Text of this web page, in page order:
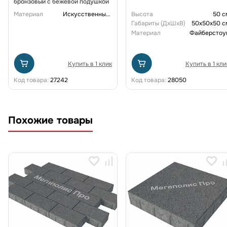
бронзовый с бежевой подушкой
Материал
Искусственный ротанг
Купить в 1 клик
Код товара: 27242
Высота
50
Габариты (ДxШxВ)
50x50x50
Материал
Купить в 1
Код товара: 28050
Похожие товары